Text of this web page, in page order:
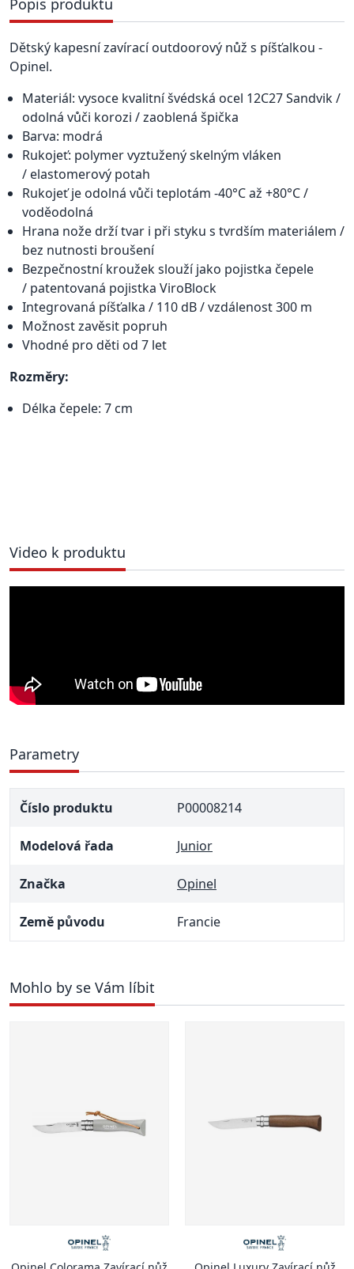
Popis produktu
Dětský kapesní zavírací outdoorový nůž s píšťalkou -
Opinel.
Materiál: vysoce kvalitní švédská ocel 12C27 Sandvik /
odolná vůči korozi / zaoblená špička
Barva: modrá
Rukojeť: polymer vyztužený skelným vláken
/ elastomerový potah
Rukojeť je odolná vůči teplotám -40°C až +80°C /
voděodolná
Hrana nože drží tvar i při styku s tvrdším materiálem /
bez nutnosti broušení
Bezpečnostní kroužek slouží jako pojistka čepele
/ patentovaná pojistka ViroBlock
Integrovaná píšťalka / 110 dB / vzdálenost 300 m
Možnost zavěsit popruh
Vhodné pro děti od 7 let
Rozměry:
Délka čepele: 7 cm
Video k produktu
Parametry
Číslo produktu P00008214
Modelová řada Junior
Značka Opinel
Země původu Francie
Mohlo by se Vám líbit